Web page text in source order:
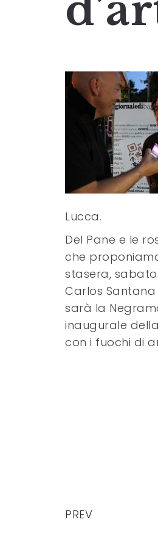
Lucca.
Del Pane e le
che
stasera,
Carlos
sarà la
inaugurale
con i fuochi di
PREV